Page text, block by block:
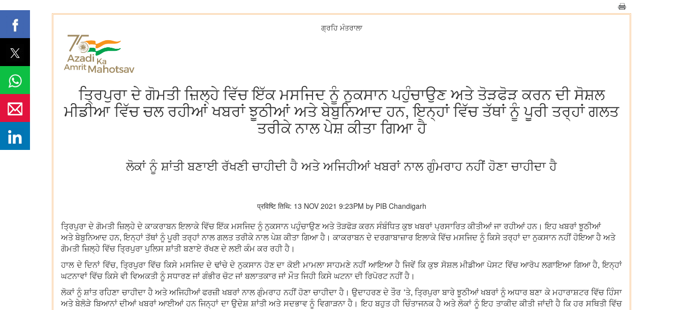
ਗ੍ਰਹਿ ਮੰਤਰਾਲਾ
ਤ੍ਰਿਪੁਰਾ ਦੇ ਗੋਮਤੀ ਜ਼ਿਲ੍ਹੇ ਵਿੱਚ ਇੱਕ ਮਸਜਿਦ ਨੂੰ ਨੁਕਸਾਨ ਪਹੁੰਚਾਉਣ ਅਤੇ ਤੋੜਫੋੜ ਕਰਨ ਦੀ ਸੋਸ਼ਲ
ਮੀਡੀਆ ਵਿੱਚ ਚਲ ਰਹੀਆਂ ਖਬਰਾਂ ਝੂਠੀਆਂ ਅਤੇ ਬੇਬੁਨਿਆਦ ਹਨ, ਇਨ੍ਹਾਂ ਵਿੱਚ ਤੱਥਾਂ ਨੂੰ ਪੂਰੀ ਤਰ੍ਹਾਂ ਗਲਤ
ਤਰੀਕੇ ਨਾਲ ਪੇਸ਼ ਕੀਤਾ ਗਿਆ ਹੈ
ਲੋਕਾਂ ਨੂੰ ਸ਼ਾਂਤੀ ਬਣਾਈ ਰੱਖਣੀ ਚਾਹੀਦੀ ਹੈ ਅਤੇ ਅਜਿਹੀਆਂ ਖਬਰਾਂ ਨਾਲ ਗੁੰਮਰਾਹ ਨਹੀਂ ਹੋਣਾ ਚਾਹੀਦਾ ਹੈ
प्रविष्टि तिथि: 13 NOV 2021 9:23PM by PIB Chandigarh
ਤ੍ਰਿਪੁਰਾ ਦੇ ਗੋਮਤੀ ਜ਼ਿਲ੍ਹੇ ਦੇ ਕਾਕਰਾਬਨ ਇਲਾਕੇ ਵਿੱਚ ਇੱਕ ਮਸਜਿਦ ਨੂੰ ਨੁਕਸਾਨ ਪਹੁੰਚਾਉਣ ਅਤੇ ਤੋੜਫੋੜ ਕਰਨ ਸੰਬੰਧਿਤ ਕੁਝ ਖਬਰਾਂ ਪ੍ਰਸਾਰਿਤ ਕੀਤੀਆਂ ਜਾ ਰਹੀਆਂ ਹਨ। ਇਹ ਖਬਰਾਂ ਝੂਠੀਆਂ
ਅਤੇ ਬੇਬੁਨਿਆਦ ਹਨ, ਇਨ੍ਹਾਂ ਤੱਥਾਂ ਨੂੰ ਪੂਰੀ ਤਰ੍ਹਾਂ ਨਾਲ ਗਲਤ ਤਰੀਕੇ ਨਾਲ ਪੇਸ਼ ਕੀਤਾ ਗਿਆ ਹੈ। ਕਾਕਰਾਬਨ ਦੇ ਦਰਗਾਬਾਜ਼ਾਰ ਇਲਾਕੇ ਵਿੱਚ ਮਸਜਿਦ ਨੂੰ ਕਿਸੇ ਤਰ੍ਹਾਂ ਦਾ ਨੁਕਸਾਨ ਨਹੀਂ ਹੋਇਆ ਹੈ ਅਤੇ
ਗੋਮਤੀ ਜ਼ਿਲ੍ਹੇ ਵਿੱਚ ਤ੍ਰਿਪੁਰਾ ਪੁਲਿਸ ਸ਼ਾਂਤੀ ਬਣਾਏ ਰੱਖਣ ਦੇ ਲਈ ਕੰਮ ਕਰ ਰਹੀ ਹੈ।
ਹਾਲ ਦੇ ਦਿਨਾਂ ਵਿੱਚ, ਤ੍ਰਿਪੁਰਾ ਵਿੱਚ ਕਿਸੇ ਮਸਜਿਦ ਦੇ ਢਾਂਚੇ ਦੇ ਨੁਕਸਾਨ ਹੋਣ ਦਾ ਕੋਈ ਮਾਮਲਾ ਸਾਹਮਣੇ ਨਹੀਂ ਆਇਆ ਹੈ ਜਿਵੇਂ ਕਿ ਕੁਝ ਸੋਸ਼ਲ ਮੀਡੀਆ ਪੋਸਟ ਵਿੱਚ ਆਰੋਪ ਲਗਾਇਆ ਗਿਆ ਹੈ, ਇਨ੍ਹਾਂ
ਘਟਨਾਵਾਂ ਵਿੱਚ ਕਿਸੇ ਵੀ ਵਿਅਕਤੀ ਨੂੰ ਸਧਾਰਣ ਜਾਂ ਗੰਭੀਰ ਚੋਟ ਜਾਂ ਬਲਾਤਕਾਰ ਜਾਂ ਮੌਤ ਜਿਹੀ ਕਿਸੇ ਘਟਨਾ ਦੀ ਰਿਪੋਰਟ ਨਹੀਂ ਹੈ।
ਲੋਕਾਂ ਨੂੰ ਸ਼ਾਂਤ ਰਹਿਣਾ ਚਾਹੀਦਾ ਹੈ ਅਤੇ ਅਜਿਹੀਆਂ ਫਰਜ਼ੀ ਖਬਰਾਂ ਨਾਲ ਗੁੰਮਰਾਹ ਨਹੀਂ ਹੋਣਾ ਚਾਹੀਦਾ ਹੈ। ਉਦਾਹਰਣ ਦੇ ਤੌਰ ‘ਤੇ, ਤ੍ਰਿਪੁਰਾ ਬਾਰੇ ਝੂਠੀਆਂ ਖਬਰਾਂ ਨੂੰ ਅਧਾਰ ਬਣਾ ਕੇ ਮਹਾਰਾਸ਼ਟਰ ਵਿੱਚ ਹਿੰਸਾ
ਅਤੇ ਬੇਲੋੜੇ ਬਿਆਨਾਂ ਦੀਆਂ ਖਬਰਾਂ ਆਈਆਂ ਹਨ ਜਿਨ੍ਹਾਂ ਦਾ ਉਦੇਸ਼ ਸ਼ਾਂਤੀ ਅਤੇ ਸਦਭਾਵ ਨੂੰ ਵਿਗਾੜਨਾ ਹੈ। ਇਹ ਬਹੁਤ ਹੀ ਚਿੰਤਾਜਨਕ ਹੈ ਅਤੇ ਲੋਕਾਂ ਨੂੰ ਇਹ ਤਾਕੀਦ ਕੀਤੀ ਜਾਂਦੀ ਹੈ ਕਿ ਹਰ ਸਥਿਤੀ ਵਿੱਚ